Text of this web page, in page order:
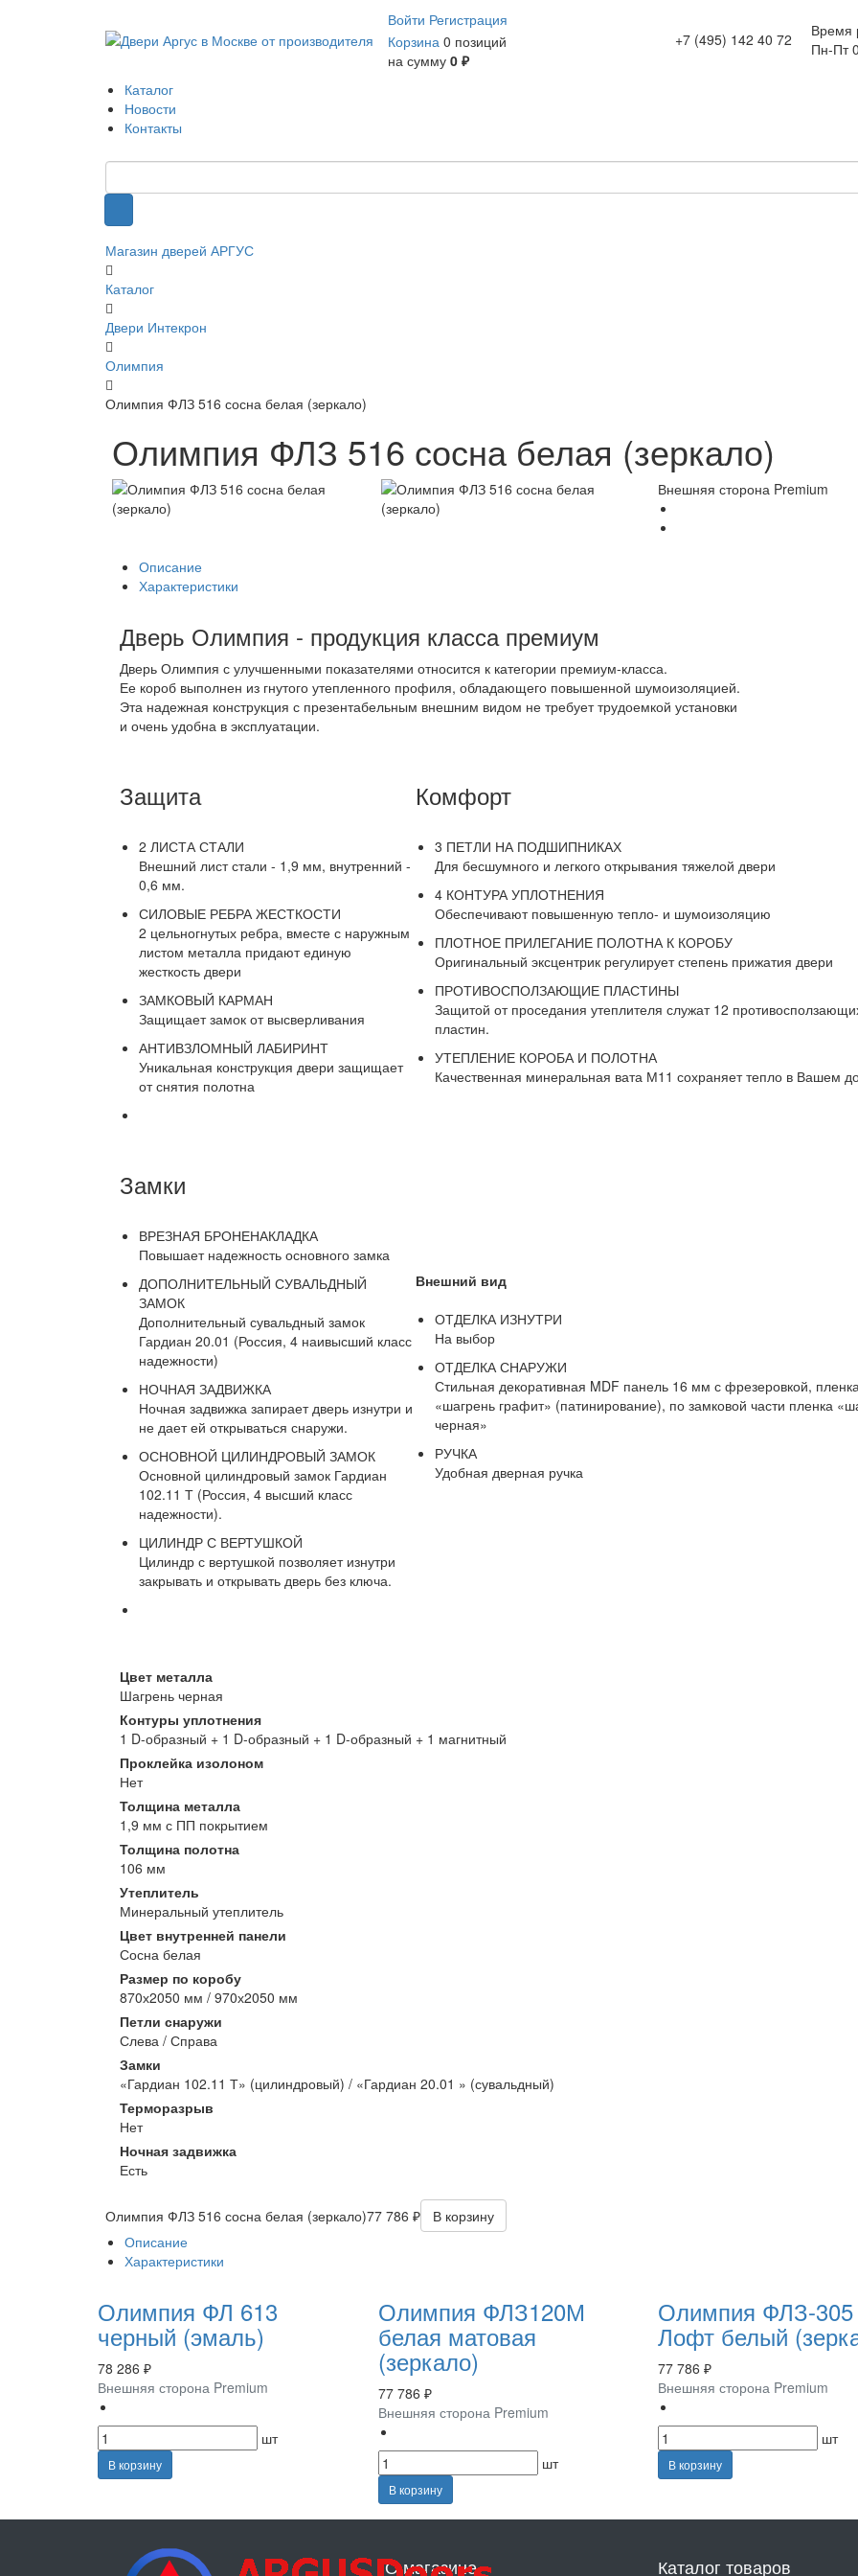
Войти Регистрация
Корзина 0 позиций
на сумму 0 ₽
+7 (495) 142 40 72
Время
Пн-Пт
Каталог
Новости
Контакты
Магазин дверей АРГУС
Каталог
Двери Интекрон
Олимпия
Олимпия ФЛЗ 516 сосна белая (зеркало)
Олимпия ФЛЗ 516 сосна белая (зеркало)
Внешняя сторона Premium
Описание
Характеристики
Дверь Олимпия - продукция класса премиум
Дверь Олимпия с улучшенными показателями относится к категории премиум-класса.
Ее короб выполнен из гнутого утепленного профиля, обладающего повышенной шумоизоляцией.
Эта надежная конструкция с презентабельным внешним видом не требует трудоемкой установки
и очень удобна в эксплуатации.
Защита
2 ЛИСТА СТАЛИ
Внешний лист стали - 1,9 мм, внутренний -
0,6 мм.
СИЛОВЫЕ РЕБРА ЖЕСТКОСТИ
2 цельногнутых ребра, вместе с наружным
листом металла придают единую
жесткость двери
ЗАМКОВЫЙ КАРМАН
Защищает замок от высверливания
АНТИВЗЛОМНЫЙ ЛАБИРИНТ
Уникальная конструкция двери защищает
от снятия полотна
Комфорт
3 ПЕТЛИ НА ПОДШИПНИКАХ
Для бесшумного и легкого открывания тяжелой двери
4 КОНТУРА УПЛОТНЕНИЯ
Обеспечивают повышенную тепло- и шумоизоляцию
ПЛОТНОЕ ПРИЛЕГАНИЕ ПОЛОТНА К КОРОБУ
Оригинальный эксцентрик регулирует степень прижатия двери
ПРОТИВОСПОЛЗАЮЩИЕ ПЛАСТИНЫ
Защитой от проседания утеплителя служат 12
пластин.
УТЕПЛЕНИЕ КОРОБА И ПОЛОТНА
Качественная минеральная вата М11 сохраняет тепло в Вашем
Замки
ВРЕЗНАЯ БРОНЕНАКЛАДКА
Повышает надежность основного замка
ДОПОЛНИТЕЛЬНЫЙ СУВАЛЬДНЫЙ
ЗАМОК
Дополнительный сувальдный замок
Гардиан 20.01 (Россия, 4 наивысший класс
надежности)
НОЧНАЯ ЗАДВИЖКА
Ночная задвижка запирает дверь изнутри и
не дает ей открываться снаружи.
ОСНОВНОЙ ЦИЛИНДРОВЫЙ ЗАМОК
Основной цилиндровый замок Гардиан
102.11 Т (Россия, 4 высший класс
надежности).
ЦИЛИНДР С ВЕРТУШКОЙ
Цилиндр с вертушкой позволяет изнутри
закрывать и открывать дверь без ключа.
Внешний вид
ОТДЕЛКА ИЗНУТРИ
На выбор
ОТДЕЛКА СНАРУЖИ
Стильная декоративная MDF панель 16 мм с фрезеровкой,
«шагрень графит» (патинирование), по замковой части пленка
черная»
РУЧКА
Удобная дверная ручка
Цвет металла
Шагрень черная
Контуры уплотнения
1 D-образный + 1 D-образный + 1 D-образный + 1 магнитный
Проклейка изолоном
Нет
Толщина металла
1,9 мм с ПП покрытием
Толщина полотна
106 мм
Утеплитель
Минеральный утеплитель
Цвет внутренней панели
Сосна белая
Размер по коробу
870х2050 мм / 970х2050 мм
Петли снаружи
Слева / Справа
Замки
«Гардиан 102.11 Т» (цилиндровый) / «Гардиан 20.01 » (сувальдный)
Терморазрыв
Нет
Ночная задвижка
Есть
Олимпия ФЛЗ 516 сосна белая (зеркало)77 786 ₽
В корзину
Описание
Характеристики
Олимпия ФЛ 613
черный (эмаль)
78 286 ₽
Внешняя сторона Premium
шт
В корзину
Олимпия ФЛЗ120М
белая матовая
(зеркало)
77 786 ₽
Внешняя сторона Premium
шт
В корзину
Олимпия ФЛЗ-305
Лофт белый
77 786 ₽
Внешняя сторона Premium
шт
В корзину
О магазине Каталог товаров